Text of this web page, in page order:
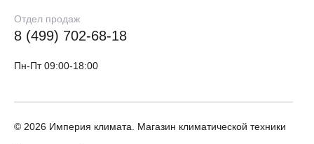
Отдел продаж
8 (499) 702-68-18
Пн-Пт 09:00-18:00
© 2026 Империя климата. Магазин климатической техники